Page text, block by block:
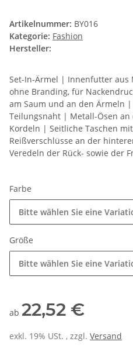
Artikelnummer: BY016
Kategorie: Fashion
Hersteller:
Set-In-Ärmel | Innenfutter aus
ohne Branding, für
am Saum und an den Ärmeln
Teilungsnaht | Metall-Ösen
Kordeln | Seitliche Taschen
Reißverschlüsse an der
Veredeln der Rück- sowie der
Farbe
Bitte wählen Sie eine
Größe
Bitte wählen Sie eine
ab 22,52 €
exkl. 19% USt. , zzgl. Versand